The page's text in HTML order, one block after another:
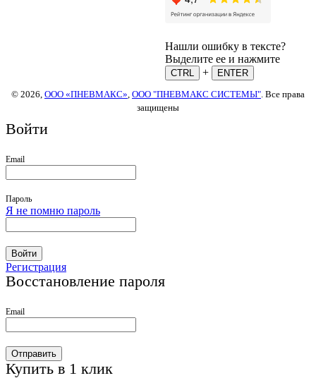
Нашли ошибку в тексте?
Выделите ее и нажмите
CTRL +
ENTER
© 2026, ООО «ПНЕВМАКС» ООО "ПНЕВМАКС СИСТЕМЫ" . Все права
защищены
Войти
Email
Пароль
Я не помню пароль
Войти
Регистрация
Восстановление пароля
Email
Отправить
Купить в 1 клик